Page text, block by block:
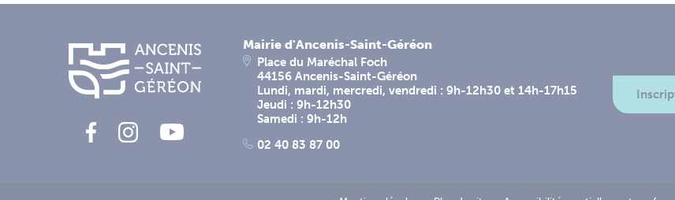
Mairie d'Ancenis-Saint-Géréon
Place du Maréchal Foch
44156 Ancenis-Saint-Géréon
Lundi, mardi, mercredi, vendredi : 9h-12h30 et 14h-17h15
Jeudi : 9h-12h30
Samedi : 9h-12h
02 40 83 87 00